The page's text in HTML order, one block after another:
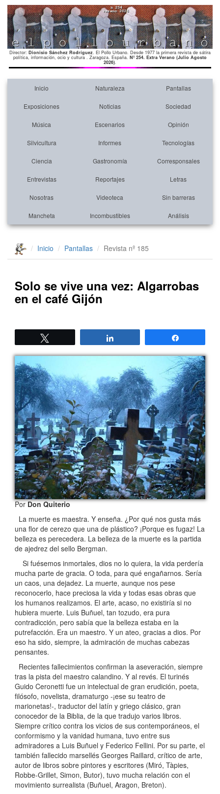
Director: Dionisio Sánchez Rodríguez. El Pollo Urbano. Desde 1977 la primera revista de sátira
política, información, ocio y cultura . Zaragoza. España. Nº 254. Extra Verano (Julio Agosto
2026).
Inicio Naturaleza Pantallas
Exposiciones Noticias Sociedad
Música Escenarios Opinión
Silvicultura Informes Tecnologías
Ciencia Gastronomía Corresponsales
Entrevistas Reportajes Letras
Nosotras Videoteca Sin barreras
Mancheta Incombustibles Análisis
Inicio Pantallas Revista nº 185
Solo se vive una vez: Algarrobas
en el café Gijón
PorDon Quiterio
La muerte es maestra. Y enseña. ¿Por qué nos gusta más
una flor de cerezo que una de plástico? ¡Porque es fugaz! La
belleza es perecedera. La belleza de la muerte es la partida
de ajedrez del sello Bergman.
Si fuésemos inmortales, dios no lo quiera, la vida perdería
mucha parte de gracia. O toda, para qué engañarnos. Sería
un caos, una dejadez. La muerte, aunque nos pese
reconocerlo, hace preciosa la vida y todas esas obras que
los humanos realizamos. El arte, acaso, no existiría si no
hubiera muerte. Luis Buñuel, tan tozudo, era pura
contradicción, pero sabía que la belleza estaba en la
putrefacción. Era un maestro. Y un ateo, gracias a dios. Por
eso ha sido, siempre, la admiración de muchas cabezas
pensantes.
Recientes fallecimientos confirman la aseveración, siempre
tras la pista del maestro calandino. Y al revés. El turinés
Guido Ceronetti fue un intelectual de gran erudición, poeta,
filósofo, novelista, dramaturgo -¡ese su teatro de
marionetas!-, traductor del latín y griego clásico, gran
conocedor de la Biblia, de la que tradujo varios libros.
Siempre crítico contra los vicios de sus contemporáneos, el
conformismo y la vanidad humana, tuvo entre sus
admiradores a Luis Buñuel y Federico Fellini. Por su parte, el
también fallecido marsellés Georges Raillard, crítico de arte,
autor de libros sobre pintores y escritores (Miró, Tàpies,
Robbe-Grillet, Simon, Butor), tuvo mucha relación con el
movimiento surrealista (Buñuel, Aragon, Breton).